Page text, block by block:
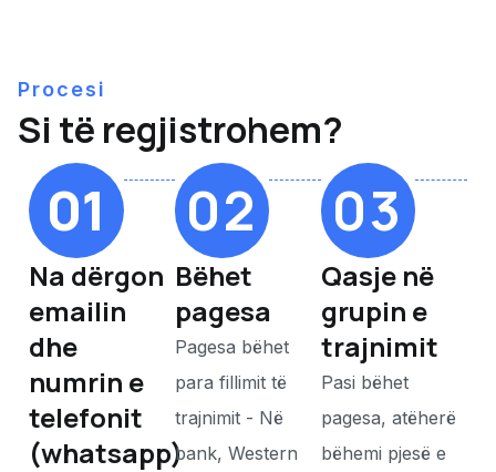
Procesi
Si të regjistrohem?
01
Na dërgon
emailin
dhe
numrin e
telefonit
(whatsapp)
02
Bëhet
pagesa
Pagesa bëhet
para fillimit të
trajnimit - Në
bank, Western
03
Qasje në
grupin e
trajnimit
Pasi bëhet
pagesa, atëherë
bëhemi pjesë e